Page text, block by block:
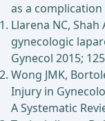
as a complication
Llarena NC,
gynecologic
Gynecol 2015;
Wong JMK,
Injury in
A Systematic